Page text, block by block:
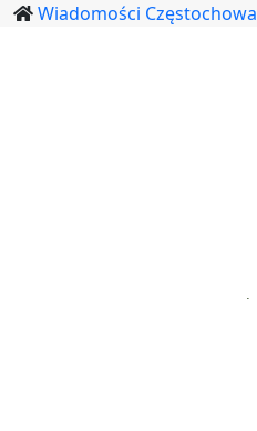
Wiadomości Częstochowa